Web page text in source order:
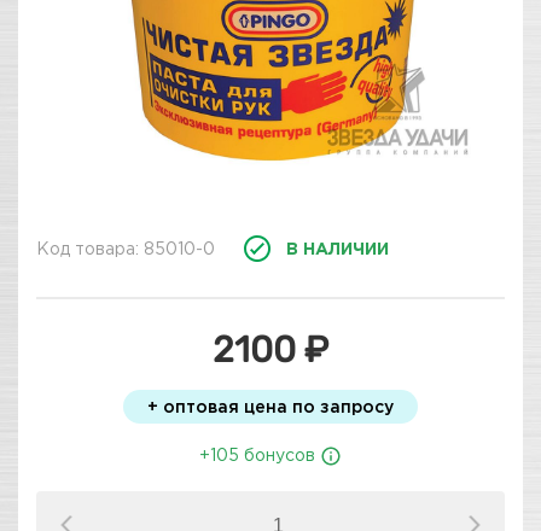
Код товара: 85010-0 В НАЛИЧИИ
2100 ₽
+ оптовая цена по запросу
+105 бонусов